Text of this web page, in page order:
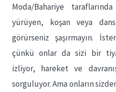
Moda/Bahariye
yürüyen, koşan veya
görürseniz şaşırmayın.
çünkü onlar da sizi bir
izliyor, hareket ve
sorguluyor. Ama onların